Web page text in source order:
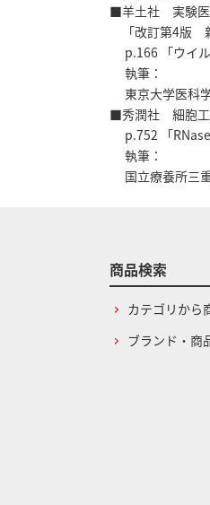
■羊土社 実験医
「改訂第4版
p.166 「ウイル
執筆：
東京大学医科
■秀潤社 細胞工
p.752 「
執筆：
国立療養所
商品検索
カテゴリから
ブランド・商